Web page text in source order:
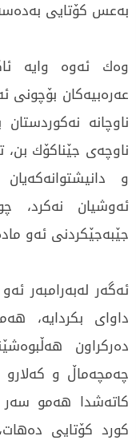
به‌عس كۆتایی‌
وه‌ك ئه‌وه‌ وایه‌
عه‌ره‌بیه‌كان
ناوچانه‌
ناوچه‌ی‌ جێناكۆك
و
ئه‌وشیان نه‌كرد،
جێبه‌جێكردنی‌ ئه‌و
ئه‌گه‌ر له‌به‌رامبه‌ر
داوای‌ بكردایه‌،
ده‌ركراون
چه‌مچه‌ماڵ و
كاته‌شدا هه‌مو سه‌ر